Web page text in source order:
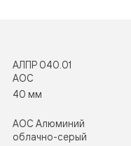
АЛПР 040.01
АОС
40 мм
АОС Алюминий
облачно-серый